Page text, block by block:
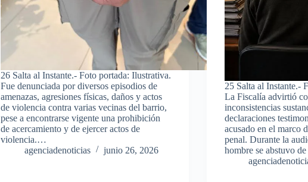
26 Salta al Instante.- Foto portada: Ilustrativa.
Fue denunciada por diversos episodios de
amenazas, agresiones físicas, daños y actos
de violencia contra varias vecinas del barrio,
pese a encontrarse vigente una prohibición
de acercamiento y de ejercer actos de
violencia.…
agenciadenoticias
junio 26, 2026
25 Salta al Instante.-
La Fiscalía advirtió
inconsistencias
declaraciones
acusado en el marco
penal. Durante la
hombre se abstuvo